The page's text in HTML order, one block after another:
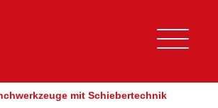
mit Schiebertechnik